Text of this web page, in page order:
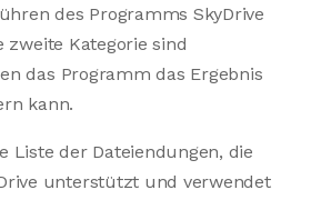
des Programms SkyDrive
Kategorie sind
das Programm das Ergebnis
kann.
Liste der Dateiendungen, die
unterstützt und verwendet